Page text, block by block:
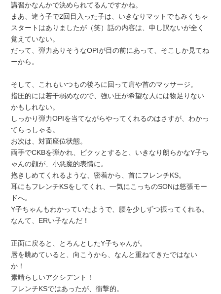
講習かなんかで決められてるんですかね。
まあ、違う子で2回目入った子は、いきなりマットでもみくちゃ
スタートはありましたが（笑）話の内容は、申し訳ないが全く
覚えていない。
だって、弾力ありそうなOPIが目の前にあって、そこしか見てね
ーから。
そして、これもいつもの後ろに回って肩や首のマッサージ。
指圧的には若干弱めなので、強い圧が希望な人には物足りない
かもしれない。
しっかり弾力OPIを当てながらやってくれるのはさすが、わかっ
てらっしゃる。
お次は、対面座位状態。
両手でCKBを弾かれ、ビクッとすると、いきなり朗らかなY子ち
ゃんの顔が、小悪魔的表情に。
抱きしめてくれるような、密着から、首にフレンチKS。
耳にもフレンチKSをしてくれ、一気にこっちのSONは怒張モー
ドへ。
Y子ちゃんもわかっていたようで、腰を少しずつ振ってくれる。
なんて、ERい子なんだ！
正面に戻ると、とろんとしたY子ちゃんが。
唇を眺めていると、向こうから、なんと重ねてきたではない
か！
素晴らしいアクシデント！
フレンチKSではあったが、衝撃的。